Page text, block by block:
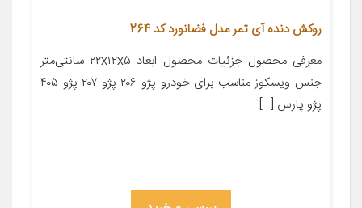
روکش دنده آی تمر مدل فضانورد کد 264
معرفی محصول جزئیات محصول ابعاد ۲۲x۱۲x۵ سانتی‌متر
جنس ویسکوز مناسب برای خودرو پژو ۲۰۶ پژو ۲۰۷ پژو ۴۰۵
پژو پارس […]